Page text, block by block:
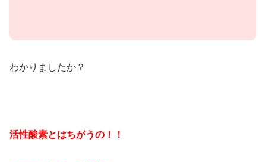
わかりましたか？
活性酸素とはちがうの！！